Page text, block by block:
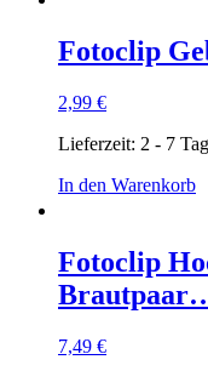
Fotoclip
2,99 €
Lieferzeit: 2 - 7
In den Warenkorb
Fotoclip
7,49 €